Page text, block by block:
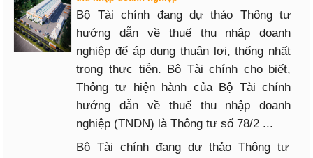
Bộ Tài chính đang dự thảo Thông tư
hướng dẫn về thuế thu nhập doanh
nghiệp để áp dụng thuận lợi, thống nhất
trong thực tiễn. Bộ Tài chính cho biết,
Thông tư hiện hành của Bộ Tài chính
hướng dẫn về thuế thu nhập doanh
nghiệp (TNDN) là Thông tư số 78/2 ...
Bộ Tài chính đang dự thảo Thông tư